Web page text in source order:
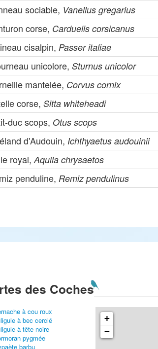
sociable, Vanellus gregarius
corse, Carduelis corsicanus
cisalpin, Passer italiae
unicolore,Sturnus unicolor
mantelée, Corvus cornix
corse,Sitta whiteheadi
duc scops, Otus scops
d'Audouin, Ichthyaetus audouinii
royal,Aquila chrysaetos
penduline, Remiz pendulinus
des Coches
à cou roux
à bec cerclé
à tête noire
pygmée
barbu
+
−